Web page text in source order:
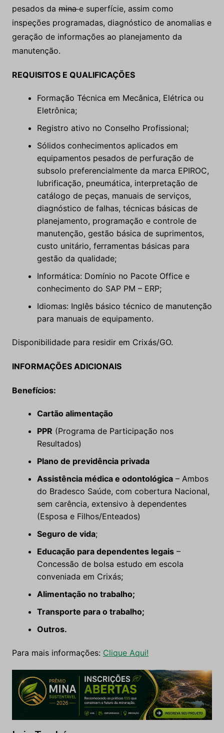
pesados da minae superfície, assim como
inspeções programadas, diagnóstico de anomalias e
geração de informações ao planejamento da
manutenção.
REQUISITOS E QUALIFICAÇÕES
Formação Técnica em Mecânica, Elétrica ou
Eletrônica;
Registro ativo no Conselho Profissional;
Sólidos conhecimentos aplicados em
equipamentos pesados de perfuração de
subsolo preferencialmente da marca EPIROC,
lubrificação, pneumática, interpretação de
catálogo de peças, manuais de serviços,
diagnóstico de falhas, técnicas básicas de
planejamento, programação e controle de
manutenção, gestão básica de suprimentos,
custo unitário, ferramentas básicas para
gestão da qualidade;
Informática: Domínio no Pacote Office e
conhecimento do SAP PM – ERP;
Idiomas: Inglês básico técnico de manutenção
para manuais de equipamento.
Disponibilidade para residir em Crixás/GO.
INFORMAÇÕES ADICIONAIS
Benefícios:
Cartão alimentação
PPR (Programa de Participação nos
Resultados)
Plano de previdência privada
Assistência médica e odontológica– Ambos
do Bradesco Saúde, com cobertura Nacional,
sem carência, extensivo à dependentes
(Esposa e Filhos/Enteados)
Seguro de vida;
Educação para dependentes legais–
Concessão de bolsa estudo em escola
conveniada em Crixás;
Alimentação no trabalho;
Transporte para o trabalho;
Outros.
Para mais informações: Clique Aqui!